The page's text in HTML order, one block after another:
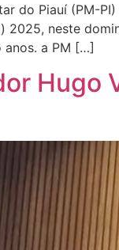
do Piauí (PM-
2025, neste
anos. a PM […]
Hugo